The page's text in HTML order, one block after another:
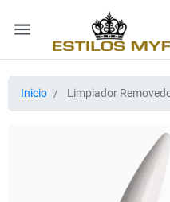
menu
Inicio Limpiador